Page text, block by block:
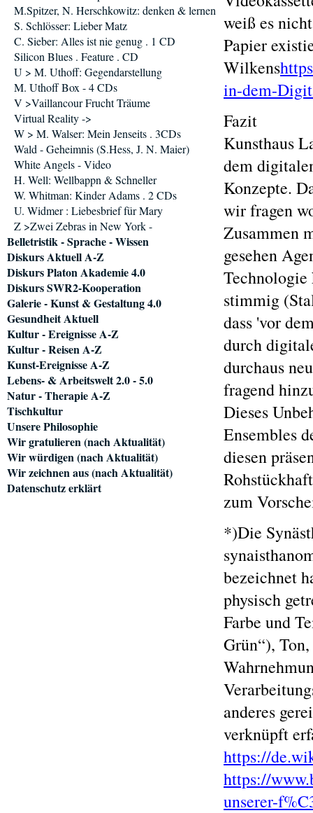
weiß es
Papier
Wilkens
in-dem-
Fazit
Kunsthaus
dem
Konzepte.
wir fragen
Zusammen
gesehen
stimmig
dass 'vor
durch
durchaus
fragend
Dieses
Ensembles
diesen
zum
*)Die
bezeichnet
physisch
Farbe und
Grün“),
anderes
verknüpft
https://
https://
unserer-
M.Spitzer, N. Herschkowitz: denken & lernen
S. Schlösser: Lieber Matz
C. Sieber: Alles ist nie genug . 1 CD
Silicon Blues . Feature . CD
U > M. Uthoff: Gegendarstellung
M. Uthoff Box - 4 CDs
V >Vaillancour Frucht Träume
Virtual Reality ->
W > M. Walser: Mein Jenseits . 3CDs
Wald - Geheimnis (S.Hess, J. N. Maier)
White Angels - Video
H. Well: Wellbappn & Schneller
W. Whitman: Kinder Adams . 2 CDs
U. Widmer : Liebesbrief für Mary
Z >Zwei Zebras in New York -
Belletristik - Sprache - Wissen
Diskurs Aktuell A-Z
Diskurs Platon Akademie 4.0
Diskurs SWR2-Kooperation
Galerie - Kunst & Gestaltung 4.0
Gesundheit Aktuell
Kultur - Ereignisse A-Z
Kultur - Reisen A-Z
Kunst-Ereignisse A-Z
Lebens- & Arbeitswelt 2.0 - 5.0
Natur - Therapie A-Z
Tischkultur
Unsere Philosophie
Wir gratulieren (nach Aktualität)
Wir würdigen (nach Aktualität)
Wir zeichnen aus (nach Aktualität)
Datenschutz erklärt